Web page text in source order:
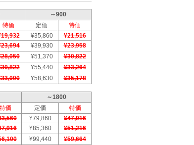
～900
特価 定価
特価
¥35,860
¥21,516
¥39,930
¥23,958
¥51,370
¥30,822
¥55,440
¥33,264
¥58,630 ¥35,178
～1800
特価 定価
特価
¥79,860
¥47,916
¥85,360
¥51,216
¥99,440
¥59,664